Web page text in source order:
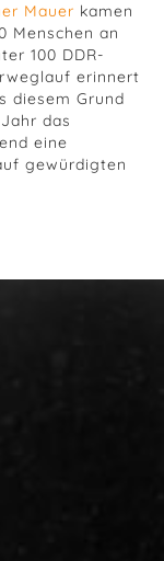
Mauer kamen
Menschen an
100 DDR-
erinnert
diesem Grund
das
eine
gewürdigten